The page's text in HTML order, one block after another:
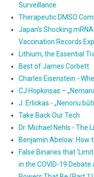
Surveillance
Therapeutic DMSO
Japan’s Shocking
Vaccination Records
Lithium, the Essential
Best of James Corbett
Charles Eisenstein -
CJ Hopkinsas –
J. Erlickas - „Nenoriu
Take Back Our Tech
Dr. Michael Nehls - The
Benjamin Abelow: How
False Binaries that
in the COVID-19